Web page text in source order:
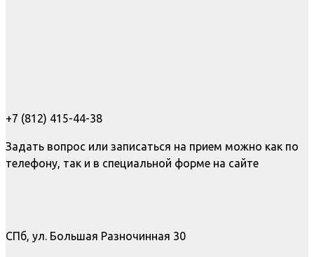
+7 (812) 415-44-38
Задать вопрос или записаться на прием можно как по
телефону, так и в специальной форме на сайте
СПб, ул. Большая Разночинная 30